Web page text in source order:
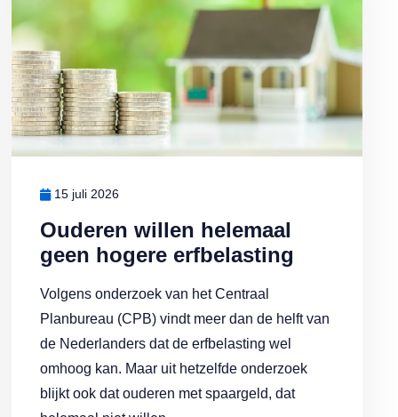
Ouderen willen helemaal
geen hogere erfbelasting
15 juli 2026
Volgens onderzoek van het Centraal
Planbureau (CPB) vindt meer dan de helft van
de Nederlanders dat de erfbelasting wel
omhoog kan. Maar uit hetzelfde onderzoek
blijkt ook dat ouderen met spaargeld, dat